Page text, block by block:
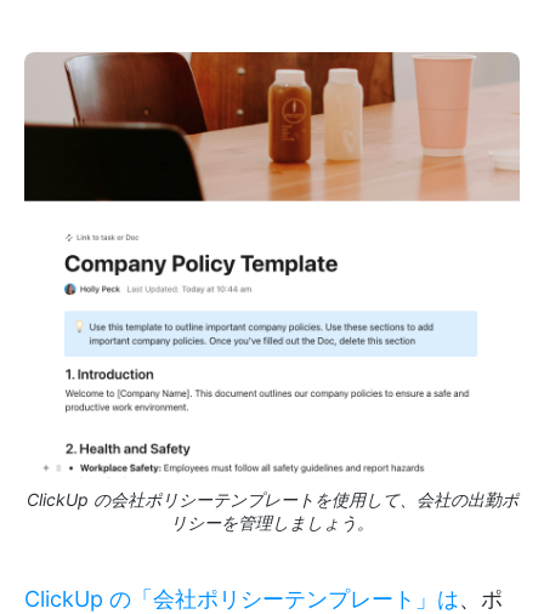
ClickUp の会社ポリシーテンプレートを使用して、会社の出勤ポ
リシーを管理しましょう。
ClickUp の「会社ポリシーテンプレート」は、ポ